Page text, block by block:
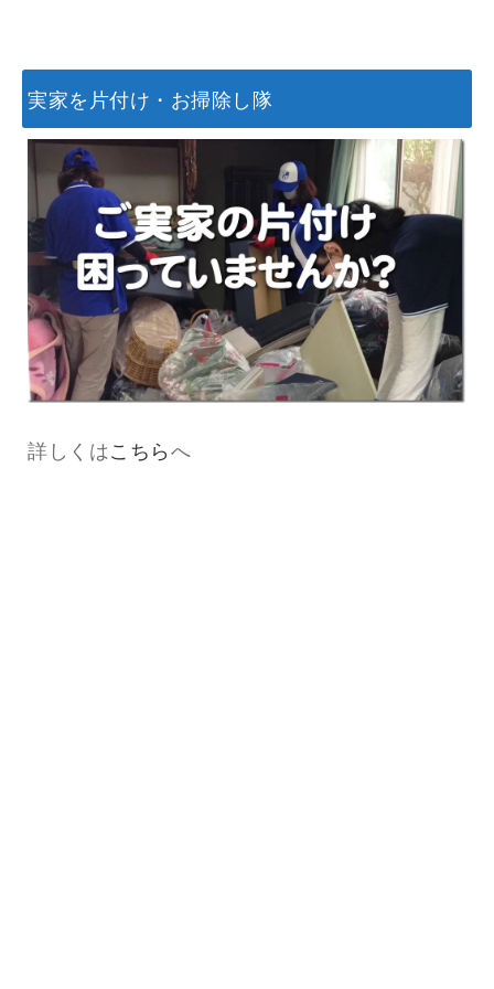
実家を片付け・お掃除し隊
詳しくはこちらへ